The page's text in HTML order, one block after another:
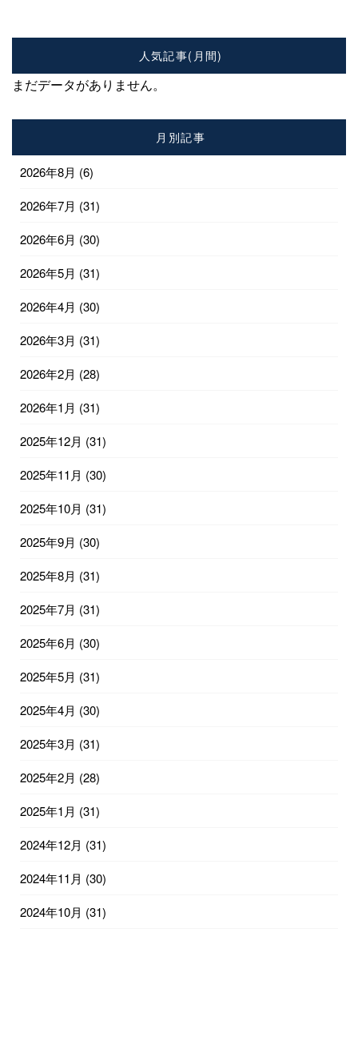
人気記事(月間)
まだデータがありません。
月別記事
2026年8月 (6)
2026年7月 (31)
2026年6月 (30)
2026年5月 (31)
2026年4月 (30)
2026年3月 (31)
2026年2月 (28)
2026年1月 (31)
2025年12月 (31)
2025年11月 (30)
2025年10月 (31)
2025年9月 (30)
2025年8月 (31)
2025年7月 (31)
2025年6月 (30)
2025年5月 (31)
2025年4月 (30)
2025年3月 (31)
2025年2月 (28)
2025年1月 (31)
2024年12月 (31)
2024年11月 (30)
2024年10月 (31)